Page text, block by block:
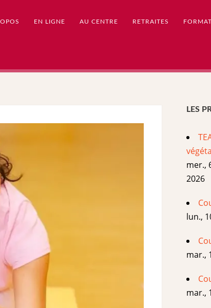
EN LIGNE AU CENTRE RETRAITES
LES
mer.,
2026
lun.,
mar.,
mar.,